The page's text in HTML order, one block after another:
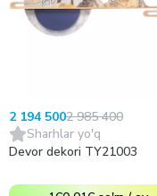
2 194 5002 985 400
Sharhlar yo'q
Devor dekori TY21003